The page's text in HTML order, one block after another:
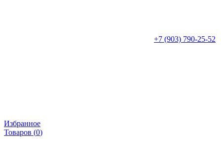
+7 (903) 790-25-52
Избранное
Товаров (0)